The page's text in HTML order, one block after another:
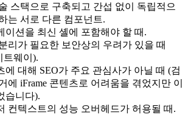
스택으로 구축되고 간섭 없이 독립적으
는 서로 다른 컴포넌트.
이션을 최신 셸에 포함해야 할 때.
리가 필요한 보안상의 우려가 있을 때
트웨이).
에 대해 SEO가 주요 관심사가 아닐 때 (검
에 iFrame 콘텐츠로 어려움을 겪었지만 이
습니다).
컨텍스트의 성능 오버헤드가 허용될 때.